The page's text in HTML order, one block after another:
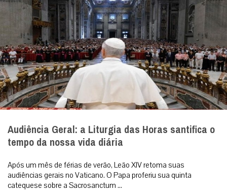
Audiência Geral: a Liturgia das Horas santifica o
tempo da nossa vida diária
Após um mês de férias de verão, Leão XIV retoma suas
audiências gerais no Vaticano. O Papa proferiu sua quinta
catequese sobre a Sacrosanctum ...